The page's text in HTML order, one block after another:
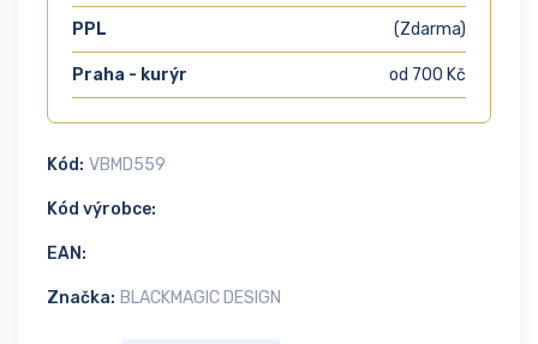
PPL (Zdarma)
Praha - kurýr od 700 Kč
Kód: VBMD559
Kód výrobce:
EAN:
Značka: BLACKMAGIC DESIGN